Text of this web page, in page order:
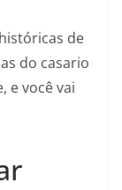
de
do casario
e você vai